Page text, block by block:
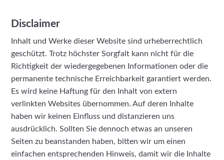
Impulse
Themen
Projekte
Kontakt
Disclaimer
Inhalt und Werke dieser Website sind urheberrechtlich
geschützt. Trotz höchster Sorgfalt kann nicht für die
Richtigkeit der wiedergegebenen Informationen oder die
permanente technische Erreichbarkeit garantiert werden.
Es wird keine Haftung für den Inhalt von extern
verlinkten Websites übernommen. Auf deren Inhalte
haben wir keinen Einfluss und distanzieren uns
ausdrücklich. Sollten Sie dennoch etwas an unseren
Seiten zu beanstanden haben, bitten wir um einen
einfachen entsprechenden Hinweis, damit wir die Inhalte